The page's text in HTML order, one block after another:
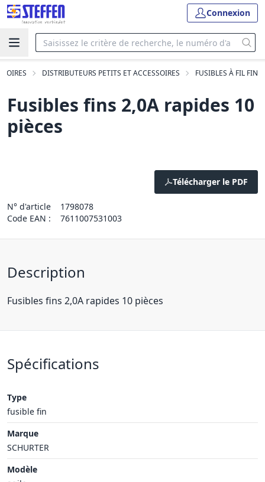
Connexion
DISTRIBUTEURS PETITS ET ACCESSOIRES FUSIBLES À FIL FIN
Fusibles fins 2,0A rapides 10
pièces
Télécharger le PDF
N° d'article
1798078
Code EAN :
7611007531003
Description
Fusibles fins 2,0A rapides 10 pièces
Spécifications
Type
fusible fin
Marque
SCHURTER
Modèle